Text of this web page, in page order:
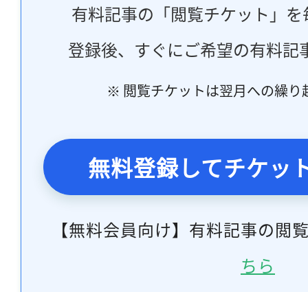
有料記事の「閲覧チケット」
登録後、すぐにご希望の有料記
※ 閲覧チケットは翌月への繰り
無料登録してチケッ
【無料会員向け】有料記事の閲
ちら